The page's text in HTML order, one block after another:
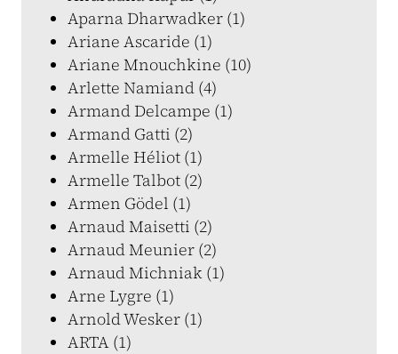
Aparna Dharwadker (1)
Ariane Ascaride (1)
Ariane Mnouchkine (10)
Arlette Namiand (4)
Armand Delcampe (1)
Armand Gatti (2)
Armelle Héliot (1)
Armelle Talbot (2)
Armen Gödel (1)
Arnaud Maisetti (2)
Arnaud Meunier (2)
Arnaud Michniak (1)
Arne Lygre (1)
Arnold Wesker (1)
ARTA (1)